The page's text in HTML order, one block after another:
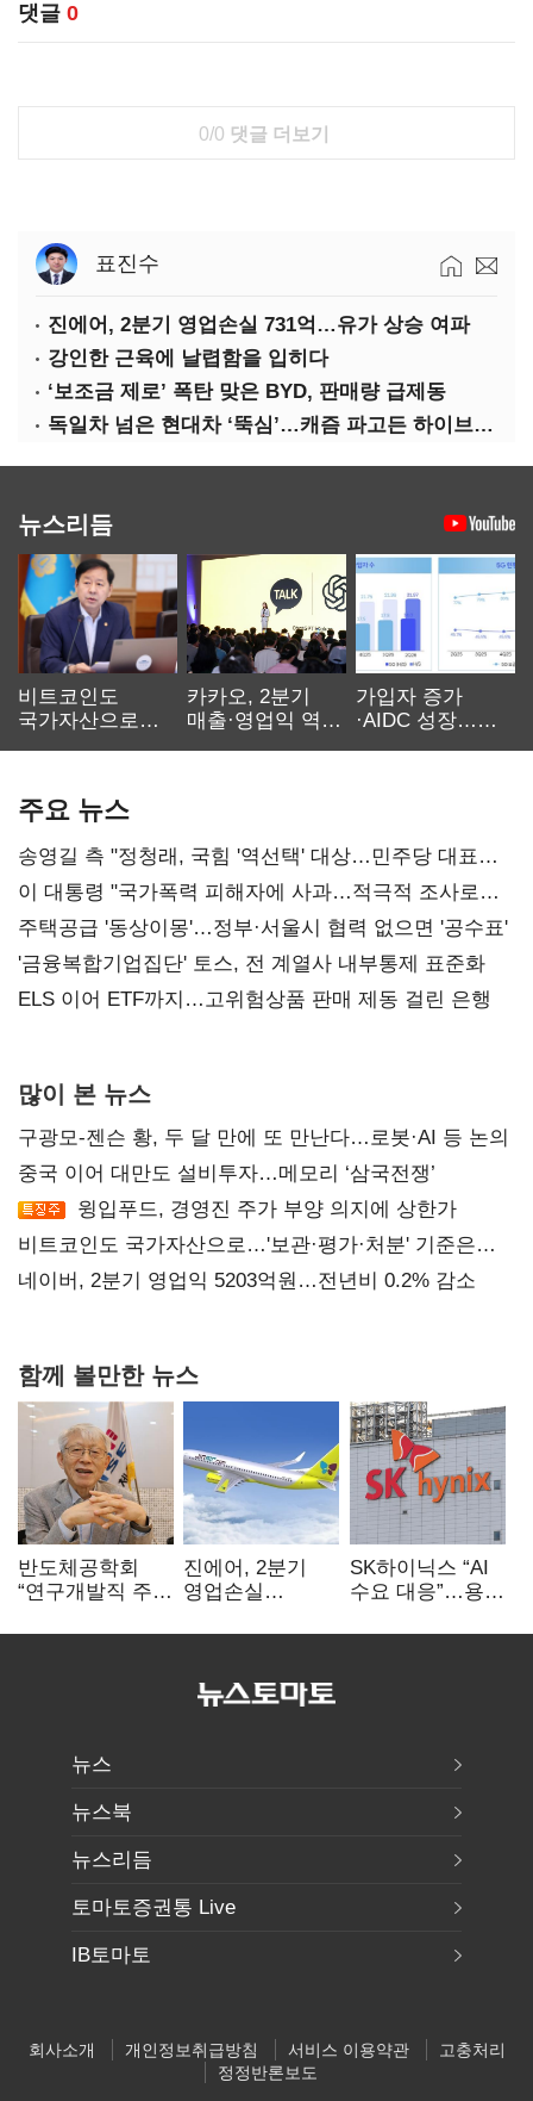
댓글 0
0/0 댓글 더보기
표진수
진에어, 2분기 영업손실 731억…유가 상승 여파
강인한 근육에 날렵함을 입히다
‘보조금 제로’ 폭탄 맞은 BYD, 판매량 급제동
독일차 넘은 현대차 ‘뚝심’…캐즘 파고든 하이브리드 역전극
뉴스리듬
비트코인도
국가자산으로…'
카카오, 2분기
매출·영업익 역대
가입자 증가
·AIDC 성장…
주요 뉴스
송영길 측 "정청래, 국힘 '역선택' 대상…민주당 대표로
총선 지휘 못해"
이 대통령 "국가폭력 피해자에 사과…적극적 조사로
진실 밝혀야"
주택공급 '동상이몽'…정부·서울시 협력 없으면 '공수표'
'금융복합기업집단' 토스, 전 계열사 내부통제 표준화
ELS 이어 ETF까지…고위험상품 판매 제동 걸린 은행
많이 본 뉴스
구광모-젠슨 황, 두 달 만에 또 만난다…로봇·AI 등 논의
중국 이어 대만도 설비투자…메모리 ‘삼국전쟁’
윙입푸드, 경영진 주가 부양 의지에 상한가
비트코인도 국가자산으로…'보관·평가·처분' 기준은
숙제
네이버, 2분기 영업익 5203억원…전년비 0.2% 감소
함께 볼만한 뉴스
반도체공학회
“연구개발직 주
개선해야”
진에어, 2분기
영업손실
상승 여파
SK하이닉스 “AI
수요 대응”…용인
투자
뉴스
뉴스북
뉴스리듬
토마토증권통 Live
IB토마토
회사소개 개인정보취급방침 서비스 이용약관
고충처리
정정반론보도